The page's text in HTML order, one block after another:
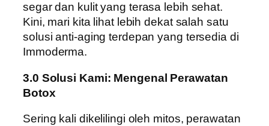
segar dan kulit yang terasa lebih sehat.
Kini, mari kita lihat lebih dekat salah satu
solusi anti-aging terdepan yang tersedia di
Immoderma.
3.0 Solusi Kami: Mengenal Perawatan
Botox
Sering kali dikelilingi oleh mitos, perawatan